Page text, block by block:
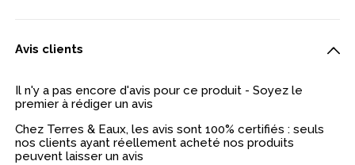
Avis clients
Il n'y a pas encore d'avis pour ce produit - Soyez le
premier à rédiger un avis
Chez Terres & Eaux, les avis sont 100% certifiés : seuls
nos clients ayant réellement acheté nos produits
peuvent laisser un avis